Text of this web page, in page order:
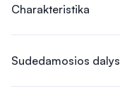
Charakteristika
Sudedamosios dalys